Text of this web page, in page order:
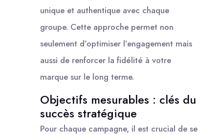
unique et authentique avec chaque
groupe. Cette approche permet non
seulement d’optimiser l’engagement mais
aussi de renforcer la fidélité à votre
marque sur le long terme.
Objectifs mesurables : clés du
succès stratégique
Pour chaque campagne, il est crucial de se